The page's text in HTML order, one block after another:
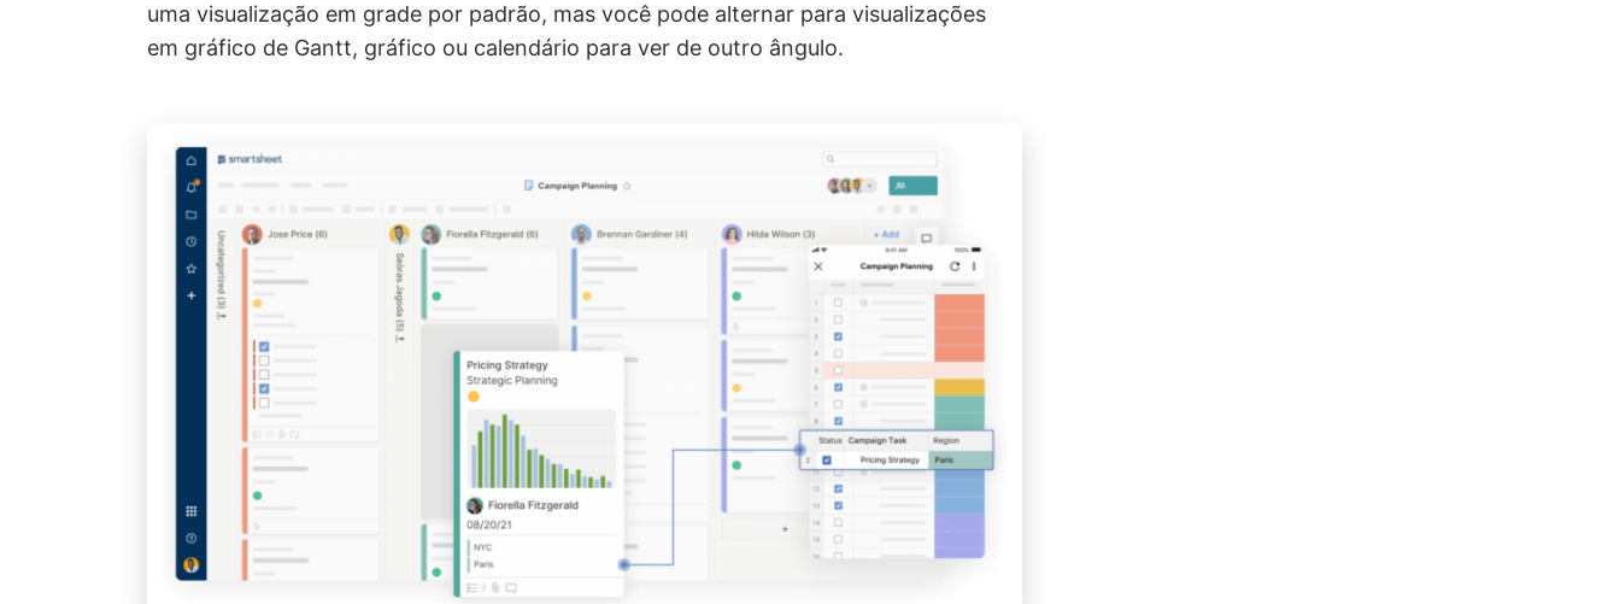
uma visualização em grade por padrão, mas você pode alternar para visualizações
em gráfico de Gantt, gráfico ou calendário para ver de outro ângulo.